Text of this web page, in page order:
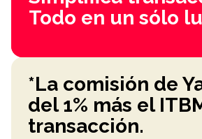
Todo en un sólo
*La comisión de
del 1% más el
transacción.